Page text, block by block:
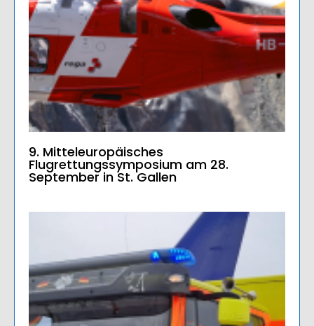
9. Mitteleuropäisches
Flugrettungssymposium am 28.
September in St. Gallen